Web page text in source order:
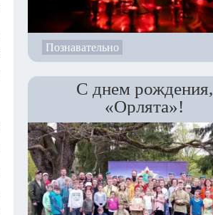
Познавательно
С днем рождения,
«Орлята»!